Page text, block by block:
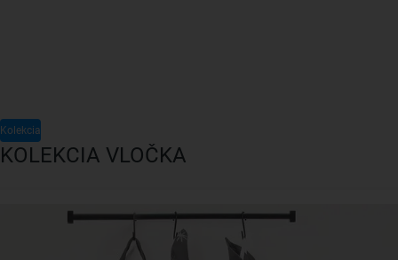
Kolekcia
KOLEKCIA VLOČKA